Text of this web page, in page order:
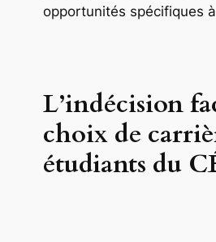
opportunités spécifiques
L’indécision
choix de
étudiants du